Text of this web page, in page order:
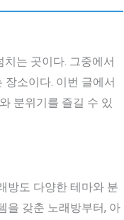
는 곳이다. 그중에서
소이다. 이번 글에서
분위기를 즐길 수 있
방도 다양한 테마와 분
을 갖춘 노래방부터, 아